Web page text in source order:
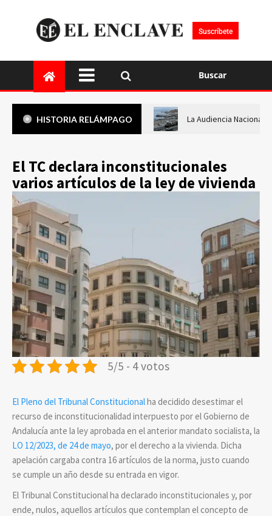
Suscríbete
Buscar
HISTORIA RELÁMPAGO La Audiencia Nacional
El TC declara inconstitucionales
varios artículos de la ley de vivienda
5/5 - 4 votos
El Pleno del Tribunal Constitucionalha decidido desestimar el
recurso de inconstitucionalidad interpuesto por el Gobierno de
Andalucía ante la ley aprobada en el anterior mandato socialista, la
LO 12/2023, de 24 de mayo, por el derecho a la vivienda. Dicha
apelación cargaba contra 16 artículos de la norma, justo cuando
se cumple un año desde su entrada en vigor.
El Tribunal Constitucional ha declarado inconstitucionales y, por
ende, nulos, aquellos artículos que contemplan el concepto de